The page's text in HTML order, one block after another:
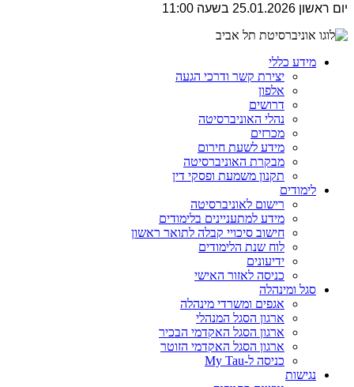
יום ראשון 25.01.2026 בשעה 11:00
מידע כללי
יצירת קשר ודרכי הגעה
אלפון
דרושים
נהלי האוניברסיטה
מכרזים
מידע לשעת חירום
מבקרת האוניברסיטה
תקנון משמעת ופסקי דין
לימודים
רישום לאוניברסיטה
מידע למתעניינים בלימודים
חישוב סיכויי קבלה לתואר ראשון
לוח שנת הלימודים
ידיעונים
כניסה לאזור האישי
סגל ומינהלה
אגפים ומשרדי מינהלה
ארגון הסגל המנהלי
ארגון הסגל האקדמי הבכיר
ארגון הסגל האקדמי הזוטר
כניסה ל-My Tau
נגישות